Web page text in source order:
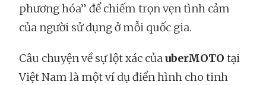
phương hóa” để chiếm trọn vẹn tình cảm
của người sử dụng ở mỗi quốc gia.
Câu chuyện về sự lột xác củauberMOTO tại
Việt Nam là một ví dụ điển hình cho tinh